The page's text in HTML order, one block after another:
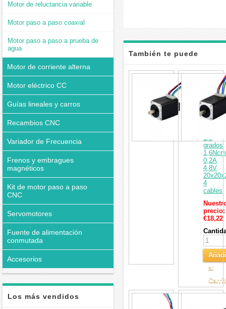
Motor de reluctancia variable
Motor paso a paso coaxial
Motor paso a paso a prueba de
agua
Motor de corriente alterna
Motor eléctrico CC
Guías lineales y carros
Recambios CNC
Variador de Frecuencia
Frenos y embragues
magnéticos
Kit de motor paso a paso
CNC
Servomotores
Fuente de alimentación
conmutada
Accesorios
Los más vendidos
También te puede
interesar
motor
paso
a
paso
Nema
1,8
grados
1,6Ncm
0,2A
4,8V
4
cables
precio:
€18,22
al